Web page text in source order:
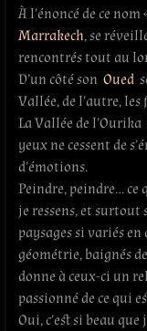
À l’énoncé de ce nom
Marrakech, se
rencontrés tout au
D’un côté son Oued
Vallée, de l’autre,
La Vallée de
yeux ne cessent de
d’émotions.
Peindre, peindre… ce
je ressens, et surtout
paysages si variés
géométrie, baignés
donne à ceux-ci un
passionné de ce qui
Oui, c’est si beau